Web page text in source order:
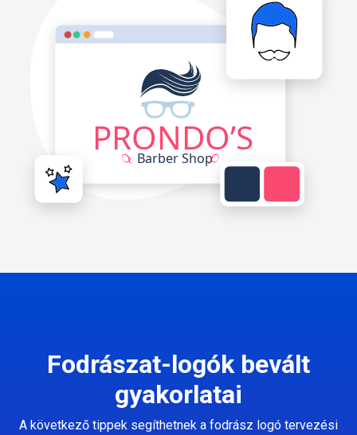
Fodrászat-logók bevált
gyakorlatai
A következő tippek segíthetnek a fodrász logó tervezési